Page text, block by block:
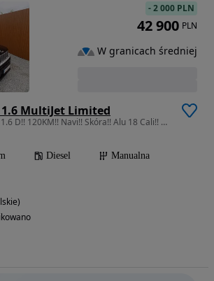
1.6 MultiJet Limited
1598 cm3 • 120 KM • 1.6 D!! 120KM!! Navi!! Skóra!! Alu 18 Cali!! Fajna Opcja!!
Diesel
Manualna
-2 000 PLN
42 900 PLN
W granicach średniej